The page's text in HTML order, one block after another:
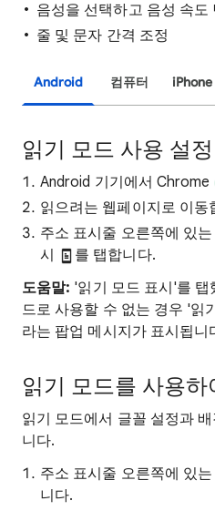
음성을 선택하고 음성 속도
줄 및 문자 간격 조정
Android 컴퓨터 iPhone
읽기 모드 사용 설정
Android 기기에서 Chrome
읽으려는 웹페이지로 이동
주소 표시줄 오른쪽에 있는
시
를 탭합니다.
도움말: '읽기 모드 표시'를 탭
드로 사용할 수 없는 경우 '읽
라는 팝업 메시지가 표시됩니
읽기 모드를 사용하
읽기 모드에서 글꼴 설정과
니다.
주소 표시줄 오른쪽에 있는
니다.